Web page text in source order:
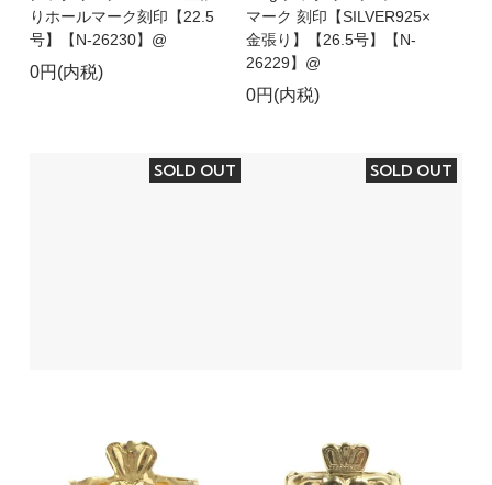
りホールマーク刻印【22.5
号】【N-26230】@
0円(内税)
マーク 刻印【SILVER925×
金張り】【26.5号】【N-
26229】@
0円(内税)
SOLD OUT SOLD OUT